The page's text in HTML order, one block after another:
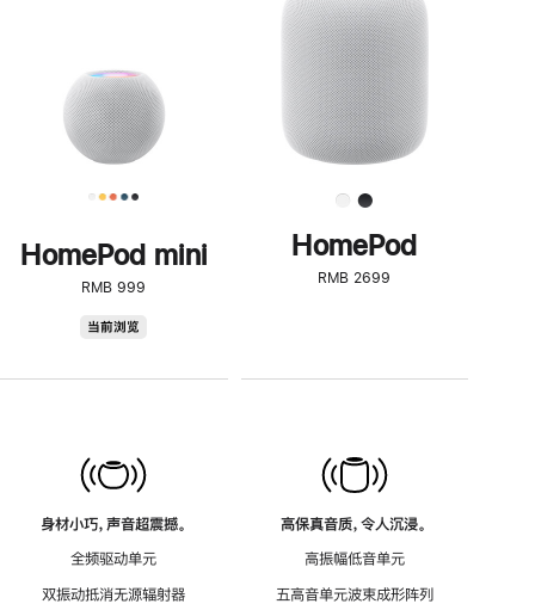
HomePod mini
RMB 999
当前浏览
身材小巧，声音超震撼。
全频驱动单元
双振动抵消无源辐射器
了
解
HomePod<
HomePod
RMB 2699
高保真音质，令人沉浸。
高振幅低音单元
五高音单元波束成形阵列